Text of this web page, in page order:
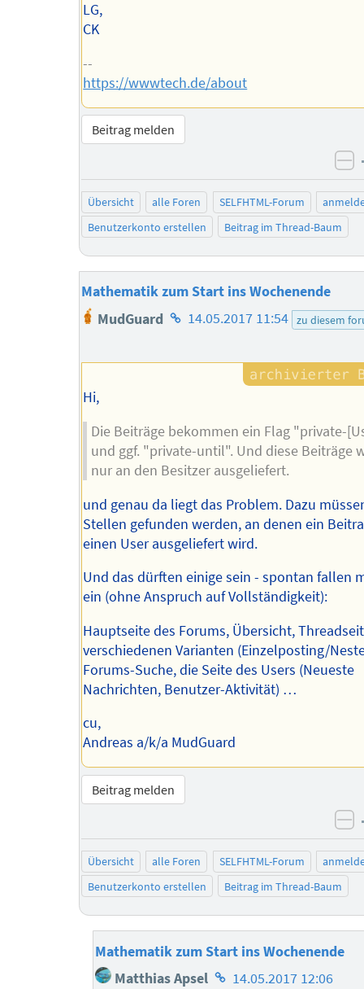
LG,
CK
--
https://wwwtech.de/about
Beitrag melden
Übersicht alle Foren SELFHTML-Forum
Benutzerkonto erstellen
Beitrag im Thread-Baum
Mathematik zum Start ins Wochenende
MudGuard Homepage
Autors
14.05.2017 11:54 zu diesem
Hi,
Die Beiträge bekommen ein Flag "private-
und ggf. "private-until". Und diese Beiträge
nur an den Besitzer ausgeliefert.
und genau da liegt das Problem. Dazu
Stellen gefunden werden, an denen ein
einen User ausgeliefert wird.
Und das dürften einige sein - spontan fallen
ein (ohne Anspruch auf Vollständigkeit):
Hauptseite des Forums, Übersicht,
verschiedenen Varianten (Einzelposting/
Forums-Suche, die Seite des Users (Neueste
Nachrichten, Benutzer-Aktivität) …
cu,
Andreas a/k/a MudGuard
Beitrag melden
Übersicht alle Foren SELFHTML-Forum
Benutzerkonto erstellen
Beitrag im Thread-Baum
Mathematik zum Start ins Wochenende
Matthias Apsel Homepage
14.05.2017 12:06